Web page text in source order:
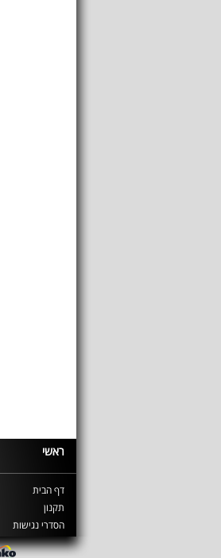
ראשי
דף הבית
תקנון
הסדרי נגישות